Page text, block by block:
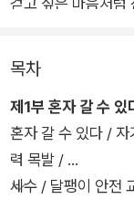
<내가 왔다> 속 동
은데 드물고, 오래된
장면을 소재로 끌어
에 눈길을 두기 때문
“짜장 점 일곱 개”(
목차
제1부 혼자 갈 수 있
혼자 갈 수 있다 /
력 목발 /
세수 / 달팽이 안전